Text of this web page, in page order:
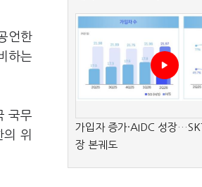
언한
하는
국무
위
가입자 증가·AIDC 성장
장 본궤도